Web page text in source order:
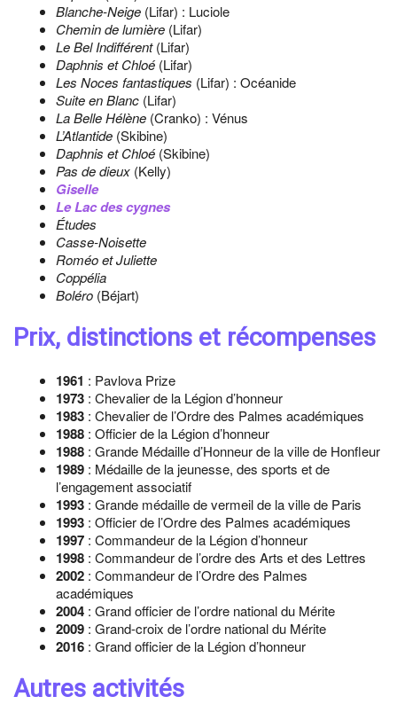
Blanche-Neige (Lifar) : Luciole
Chemin de lumière (Lifar)
Le Bel Indifférent(Lifar)
Daphnis et Chloé (Lifar)
Les Noces fantastiques (Lifar) : Océanide
Suite en Blanc (Lifar)
La Belle Hélène (Cranko) : Vénus
L’Atlantide (Skibine)
Daphnis et Chloé (Skibine)
Pas de dieux (Kelly)
Giselle
Le Lac des cygnes
Études
Casse-Noisette
Roméo et Juliette
Coppélia
Boléro (Béjart)
Prix, distinctions et récompenses
1961 : Pavlova Prize
1973 : Chevalier de la Légion d’honneur
1983 : Chevalier de l’Ordre des Palmes académiques
1988 : Officier de la Légion d’honneur
1988 : Grande Médaille d’Honneur de la ville de Honfleur
1989 : Médaille de la jeunesse, des sports et de
l’engagement associatif
1993 : Grande médaille de vermeil de la ville de Paris
1993 : Officier de l’Ordre des Palmes académiques
1997 : Commandeur de la Légion d’honneur
1998 : Commandeur de l’ordre des Arts et des Lettres
2002 : Commandeur de l’Ordre des Palmes
académiques
2004 : Grand officier de l’ordre national du Mérite
2009 : Grand-croix de l’ordre national du Mérite
2016 : Grand officier de la Légion d’honneur
Autres activités